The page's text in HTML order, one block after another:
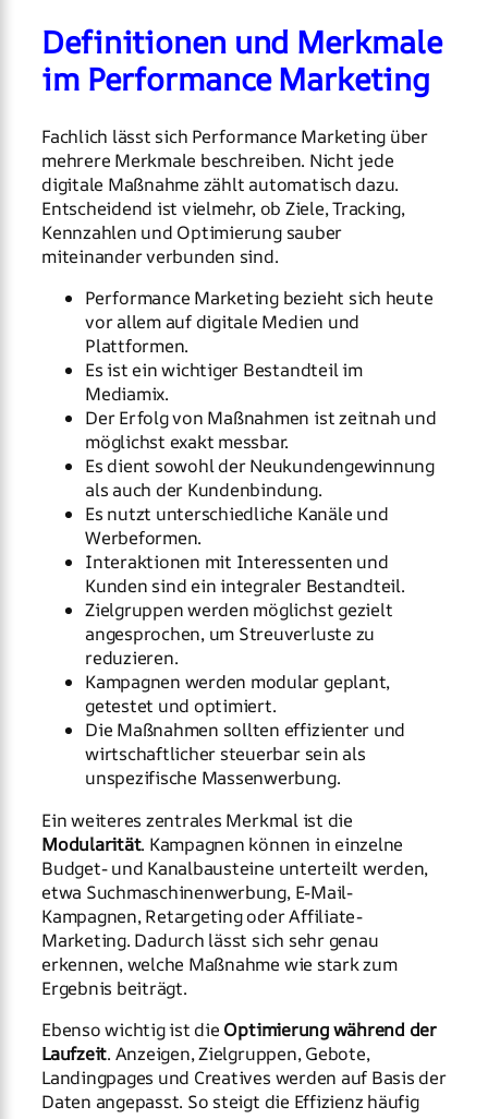
Definitionen und Merkmale
im Performance Marketing
Fachlich lässt sich Performance Marketing über
mehrere Merkmale beschreiben. Nicht jede
digitale Maßnahme zählt automatisch dazu.
Entscheidend ist vielmehr, ob Ziele, Tracking,
Kennzahlen und Optimierung sauber
miteinander verbunden sind.
Performance Marketing bezieht sich heute
vor allem auf digitale Medien und
Plattformen.
Es ist ein wichtiger Bestandteil im
Mediamix.
Der Erfolg von Maßnahmen ist zeitnah und
möglichst exakt messbar.
Es dient sowohl der Neukundengewinnung
als auch der Kundenbindung.
Es nutzt unterschiedliche Kanäle und
Werbeformen.
Interaktionen mit Interessenten und
Kunden sind ein integraler Bestandteil.
Zielgruppen werden möglichst gezielt
angesprochen, um Streuverluste zu
reduzieren.
Kampagnen werden modular geplant,
getestet und optimiert.
Die Maßnahmen sollten effizienter und
wirtschaftlicher steuerbar sein als
unspezifische Massenwerbung.
Ein weiteres zentrales Merkmal ist die
Modularität. Kampagnen können in einzelne
Budget- und Kanalbausteine unterteilt werden,
etwa Suchmaschinenwerbung, E-Mail-
Kampagnen, Retargeting oder Affiliate-
Marketing. Dadurch lässt sich sehr genau
erkennen, welche Maßnahme wie stark zum
Ergebnis beiträgt.
Ebenso wichtig ist die Optimierung während der
Laufzeit. Anzeigen, Zielgruppen, Gebote,
Landingpages und Creatives werden auf Basis der
Daten angepasst. So steigt die Effizienz häufig